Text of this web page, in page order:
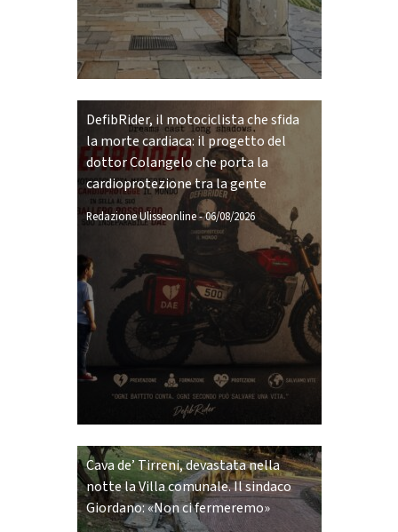
DefibRider, il motociclista che sfida
la morte cardiaca: il progetto del
dottor Colangelo che porta la
cardioprotezione tra la gente
Redazione Ulisseonline-06/08/2026
Cava de’ Tirreni, devastata nella
notte la Villa comunale. Il sindaco
Giordano: «Non ci fermeremo»